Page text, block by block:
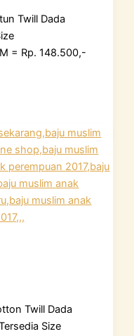
Twill Dada
= Rp. 148.500,-
Twill Dada
Size